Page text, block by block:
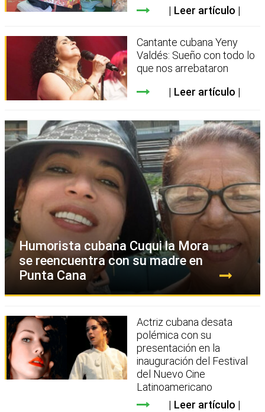
Leer artículo
Cantante cubana Yeny
Valdés: Sueño con todo lo
que nos arrebataron
Leer artículo
Humorista cubana Cuqui la Mora
se reencuentra con su madre en
Punta Cana
Actriz cubana desata
polémica con su
presentación en la
inauguración del Festival
del Nuevo Cine
Latinoamericano
Leer artículo